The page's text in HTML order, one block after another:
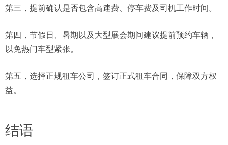
第三，提前确认是否包含高速费、停车费及司机工作时间。
第四，节假日、暑期以及大型展会期间建议提前预约车辆，
以免热门车型紧张。
第五，选择正规租车公司，签订正式租车合同，保障双方权
益。
结语